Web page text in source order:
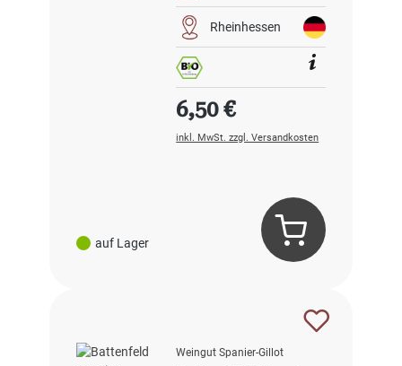
auf Lager
Rheinhessen
Regulärer Preis:
6,50 €
inkl. MwSt. zzgl. Versandkosten
Weingut Spanier-Gillot